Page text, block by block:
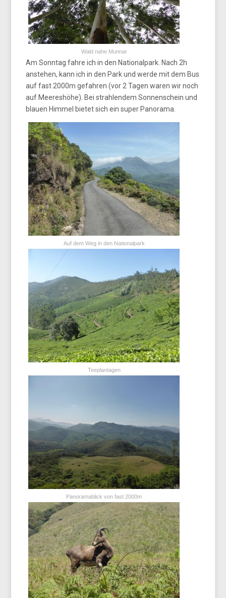
Wald nahe Munnar
Am Sonntag fahre ich in den Nationalpark. Nach 2h
anstehen, kann ich in den Park und werde mit dem Bus
auf fast 2000m gefahren (vor 2 Tagen waren wir noch
auf Meereshöhe). Bei strahlendem Sonnenschein und
blauen Himmel bietet sich ein super Panorama.
Auf dem Weg in den Nationalpark
Teeplantagen
Panoramablick von fast 2000m